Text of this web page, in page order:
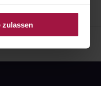
zulassen